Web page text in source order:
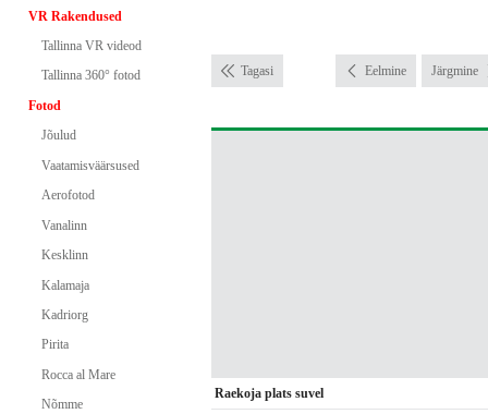
VR Rakendused
Tallinna VR videod
Tallinna 360° fotod
Fotod
Jõulud
Vaatamisväärsused
Aerofotod
Vanalinn
Kesklinn
Kalamaja
Kadriorg
Pirita
Rocca al Mare
Nõmme
Tagasi Eelmine Järgmine
Raekoja plats suvel